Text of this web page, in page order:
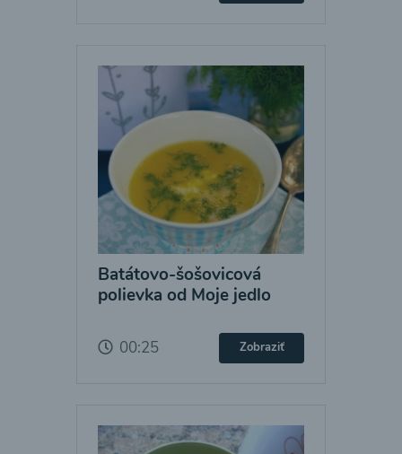
Batátovo-šošovicová
polievka od Moje jedlo
00:25 Zobraziť